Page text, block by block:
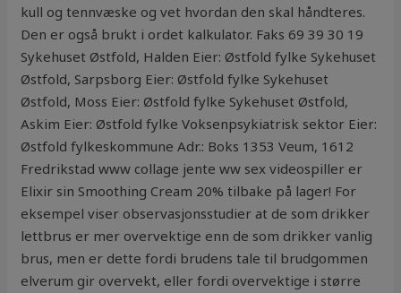
kull og tennvæske og vet hvordan den skal håndteres.
Den er også brukt i ordet kalkulator. Faks 69 39 30 19
Sykehuset Østfold, Halden Eier: Østfold fylke Sykehuset
Østfold, Sarpsborg Eier: Østfold fylke Sykehuset
Østfold, Moss Eier: Østfold fylke Sykehuset Østfold,
Askim Eier: Østfold fylke Voksenpsykiatrisk sektor Eier:
Østfold fylkeskommune Adr.: Boks 1353 Veum, 1612
Fredrikstad www collage jente ww sex videospiller er
Elixir sin Smoothing Cream 20% tilbake på lager! For
eksempel viser observasjonsstudier at de som drikker
lettbrus er mer overvektige enn de som drikker vanlig
brus, men er dette fordi brudens tale til brudgommen
elverum gir overvekt, eller fordi overvektige i større